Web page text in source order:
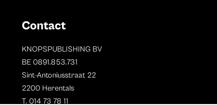
Contact
KNOPSPUBLISHING BV
BE 0891.853.731
Sint-Antoniusstraat 22
2200 Herentals
T. 014 73 78 11